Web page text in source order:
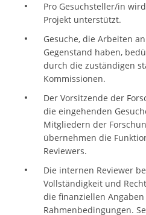
Pro Gesuchsteller/in
Projekt unterstützt.
Gesuche, die Arbeiten
Gegenstand haben,
durch die zuständigen
Kommissionen.
Der Vorsitzende der
die eingehenden
Mitgliedern der
übernehmen die
Reviewers.
Die internen Reviewer
Vollständigkeit und
die finanziellen
Rahmenbedingungen.